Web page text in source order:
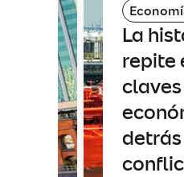
La
repite
claves